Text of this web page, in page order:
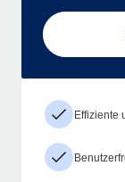
Effiziente